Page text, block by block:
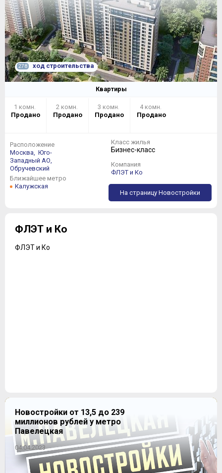
278 ход строительства
Квартиры
1 комн.
Продано
2 комн.
Продано
3 комн.
Продано
4 комн.
Продано
Расположение
Москва, Юго-
Западный АО,
Обручевский
Ближайшее метро
Калужская
Класс жилья
Бизнес-класс
Компания
ФЛЭТ и Ко
На страницу Новостройки
ФЛЭТ и Ко
ФЛЭТ и Ко
Новостройки от 13,5 до 239
миллионов рублей у метро
Павелецкая
04.04.2023